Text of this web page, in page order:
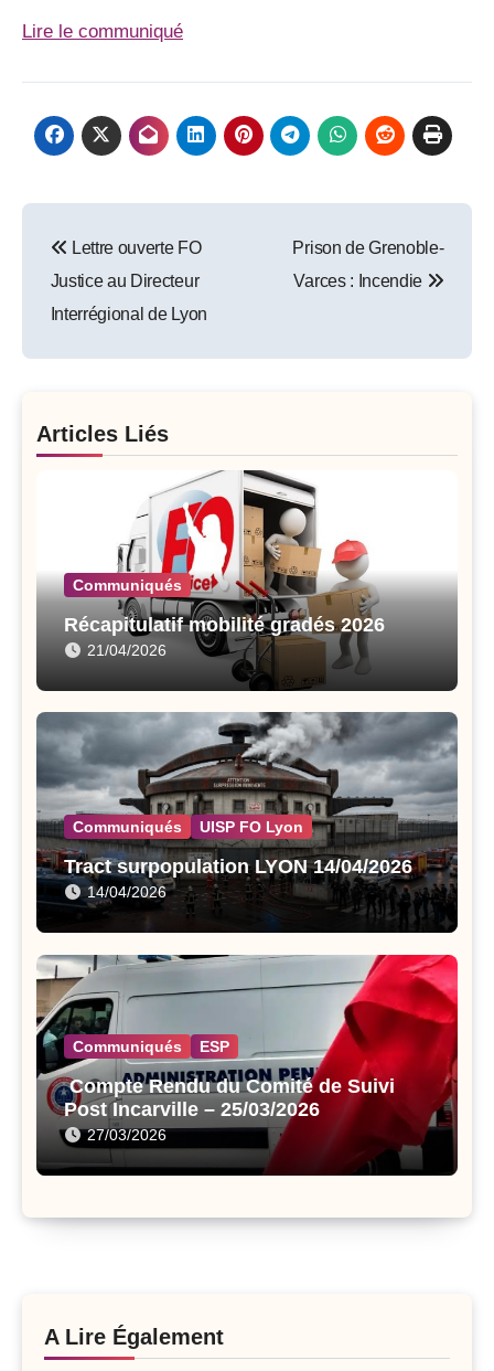
Lire le communiqué
navigation
Lettre ouverte FO
Justice au Directeur
Interrégional de Lyon
Prison de Grenoble-
Varces : Incendie
Articles Liés
Communiqués
Récapitulatif mobilité gradés 2026
21/04/2026
Communiqués UISP FO Lyon
Tract surpopulation LYON 14/04/2026
14/04/2026
Communiqués ESP
Compte Rendu du Comité de Suivi
Post Incarville – 25/03/2026
27/03/2026
A Lire Également